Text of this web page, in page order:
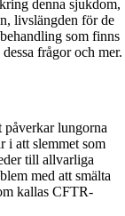
denna sjukdom,
livslängden för de
som finns
frågor och mer.
påverkar lungorna
i att slemmet som
till allvarliga
med att smälta
kallas CFTR-